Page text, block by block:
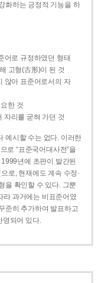
화하는 긍정적 기능을 하
어로 규정하였던 형태
고형(古形)이 된 것
않아 표준어로서의 자
한 것
자리를 굳혀 가던 것
예시할 수는 없다. 이러한
로 “표준국어대사전”을
년에 초판이 발간된
로, 현재에도 계속 수정·
을 확인할 수 있다. 그뿐
라 과거에는 비표준어였
준히 추가하여 발표하고
영되어 있다.